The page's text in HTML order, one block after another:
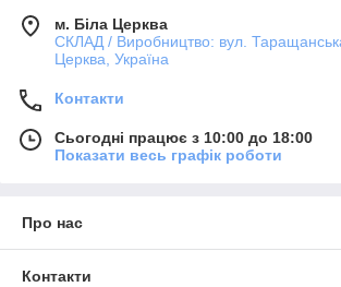
м. Біла Церква
СКЛАД / Виробництво: вул.
Церква, Україна
Контакти
Сьогодні працює з 10:00 до 18:00
Показати весь графік роботи
Про нас
Контакти